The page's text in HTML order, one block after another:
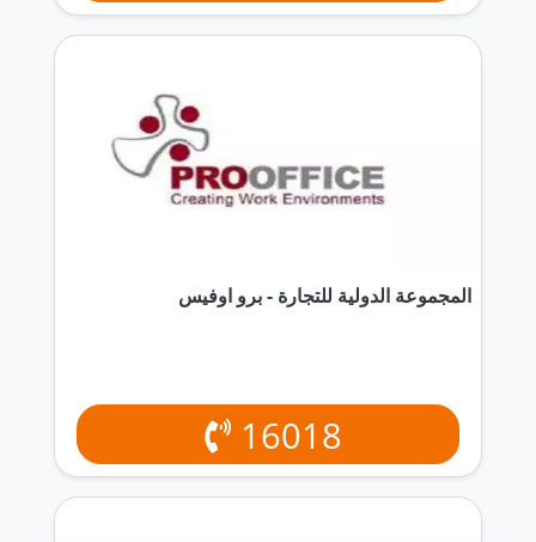
المجموعة الدولية للتجارة - برو اوفيس
16018